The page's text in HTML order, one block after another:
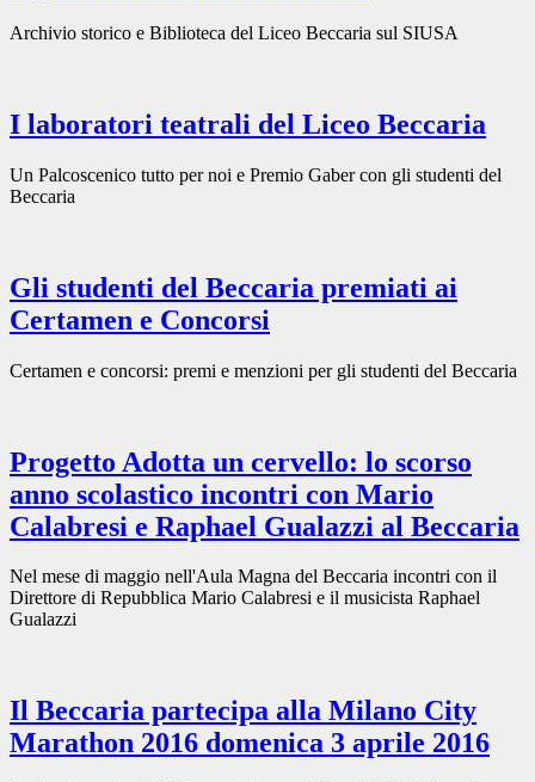
Archivio storico e Biblioteca del Liceo Beccaria sul SIUSA
I laboratori teatrali del Liceo Beccaria
Un Palcoscenico tutto per noi e Premio Gaber con gli studenti del
Beccaria
Gli studenti del Beccaria premiati ai
Certamen e Concorsi
Certamen e concorsi: premi e menzioni per gli studenti del Beccaria
Progetto Adotta un cervello: lo scorso
anno scolastico incontri con Mario
Calabresi e Raphael Gualazzi al Beccaria
Nel mese di maggio nell'Aula Magna del Beccaria incontri con il
Direttore di Repubblica Mario Calabresi e il musicista Raphael
Gualazzi
Il Beccaria partecipa alla Milano City
Marathon 2016 domenica 3 aprile 2016